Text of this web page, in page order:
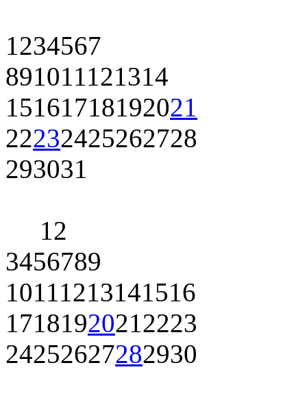
1234567
891011121314
15161718192021
22232425262728
293031
12
3456789
10111213141516
17181920212223
24252627282930